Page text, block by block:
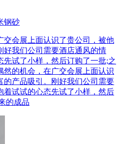
钢砂
交会展上面认识了贵公司，被他
好我们公司需要酒店通风的情
先试了小样，然后订购了一批;之
然的机会，在广交会展上面认识
的产品吸引。刚好我们公司需要
着试试的心态先试了小样，然后
的成品